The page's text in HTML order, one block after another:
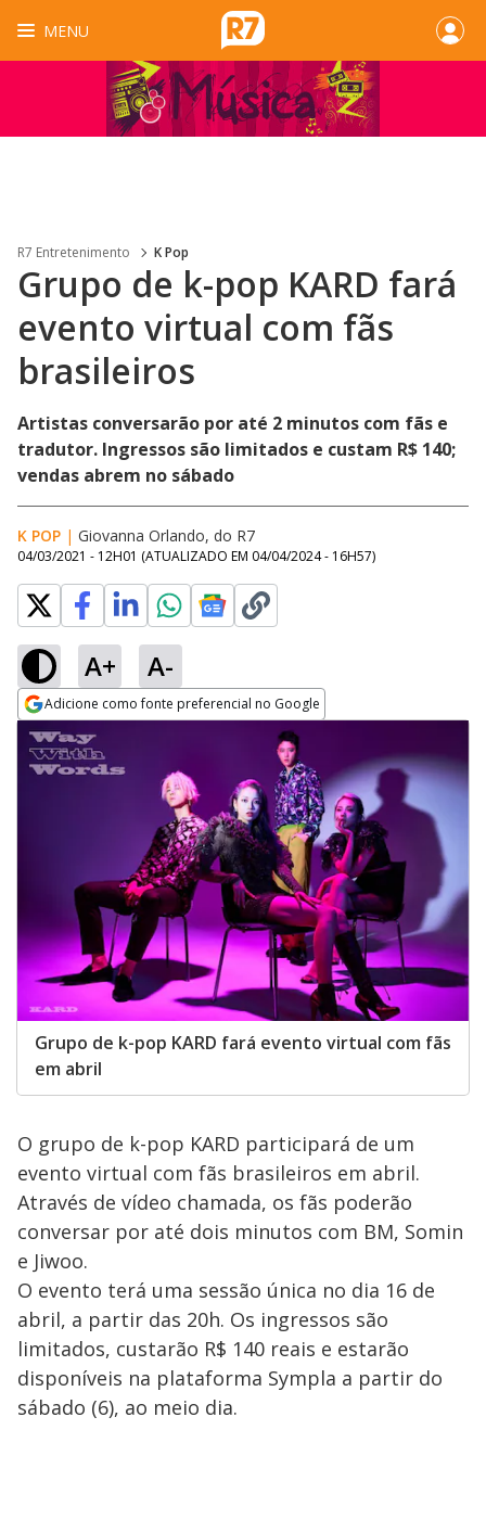
MENU
R7 Entretenimento K Pop
Grupo de k-pop KARD fará
evento virtual com fãs
brasileiros
Artistas conversarão por até 2 minutos com fãs e
tradutor. Ingressos são limitados e custam R$ 140;
vendas abrem no sábado
K POP | Giovanna Orlando, do R7
04/03/2021 - 12H01 (ATUALIZADO EM 04/04/2024 - 16H57)
A+ A-
Adicione como fonte preferencial no Google
Opens in new window
Grupo de k-pop KARD fará evento virtual com fãs
em abril
O grupo de k-pop KARD participará de um
evento virtual com fãs brasileiros em abril.
Através de vídeo chamada, os fãs poderão
conversar por até dois minutos com BM, Somin
e Jiwoo.
O evento terá uma sessão única no dia 16 de
abril, a partir das 20h. Os ingressos são
limitados, custarão R$ 140 reais e estarão
disponíveis na plataforma Sympla a partir do
sábado (6), ao meio dia.